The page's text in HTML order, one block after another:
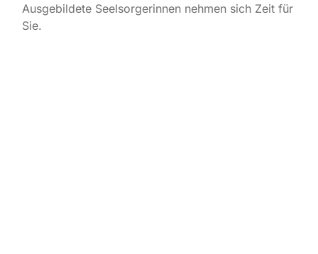
Ausgebildete Seelsorgerinnen nehmen sich Zeit für
Sie.